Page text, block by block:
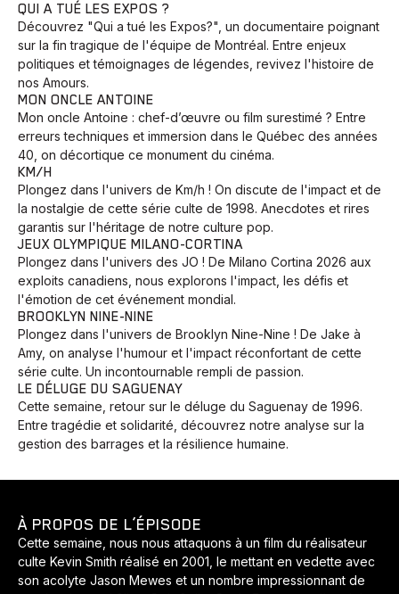
Développement Histoires
Voyage Yoga
QUI A TUÉ LES EXPOS ?
Découvrez "Qui a tué les Expos?", un documentaire poignant
sur la fin tragique de l'équipe de Montréal. Entre enjeux
politiques et témoignages de légendes, revivez l'histoire de
nos Amours.
MON ONCLE ANTOINE
Mon oncle Antoine : chef-d’œuvre ou film surestimé ? Entre
erreurs techniques et immersion dans le Québec des années
40, on décortique ce monument du cinéma.
KM/H
Plongez dans l'univers de Km/h ! On discute de l'impact et de
la nostalgie de cette série culte de 1998. Anecdotes et rires
garantis sur l'héritage de notre culture pop.
JEUX OLYMPIQUE MILANO-CORTINA
Plongez dans l'univers des JO ! De Milano Cortina 2026 aux
exploits canadiens, nous explorons l'impact, les défis et
l'émotion de cet événement mondial.
BROOKLYN NINE-NINE
Plongez dans l'univers de Brooklyn Nine-Nine ! De Jake à
Amy, on analyse l'humour et l'impact réconfortant de cette
série culte. Un incontournable rempli de passion.
LE DÉLUGE DU SAGUENAY
Cette semaine, retour sur le déluge du Saguenay de 1996.
Entre tragédie et solidarité, découvrez notre analyse sur la
gestion des barrages et la résilience humaine.
À PROPOS DE L’ÉPISODE
Cette semaine, nous nous attaquons à un film du réalisateur
culte Kevin Smith réalisé en 2001, le mettant en vedette avec
son acolyte Jason Mewes et un nombre impressionnant de